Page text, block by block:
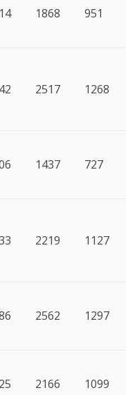
1868 951
2517 1268
1437 727
2219 1127
2562 1297
2166 1099